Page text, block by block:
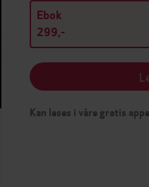
Ebok
299,-
Kan leses i våre gratis